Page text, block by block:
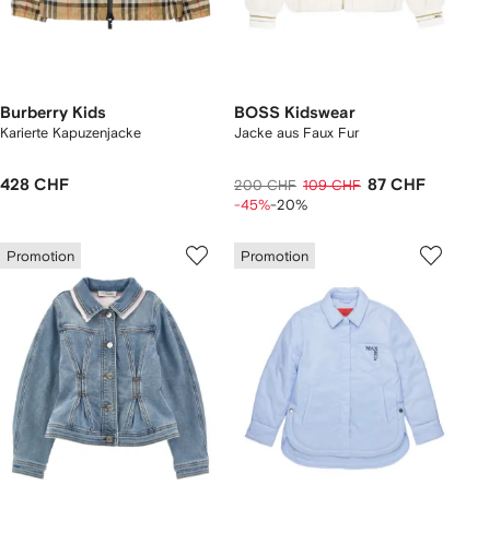
Burberry Kids
Karierte Kapuzenjacke
428 CHF
BOSS Kidswear
Jacke aus Faux Fur
200 CHF 109 CHF 87 CHF
-45%-20%
Promotion Promotion